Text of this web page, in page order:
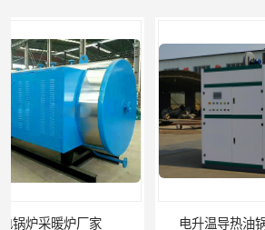
电升温导热油锅炉多少钱 真